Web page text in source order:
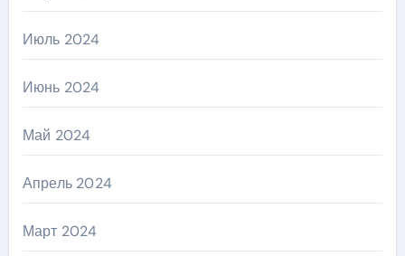
Июль 2024
Июнь 2024
Май 2024
Апрель 2024
Март 2024